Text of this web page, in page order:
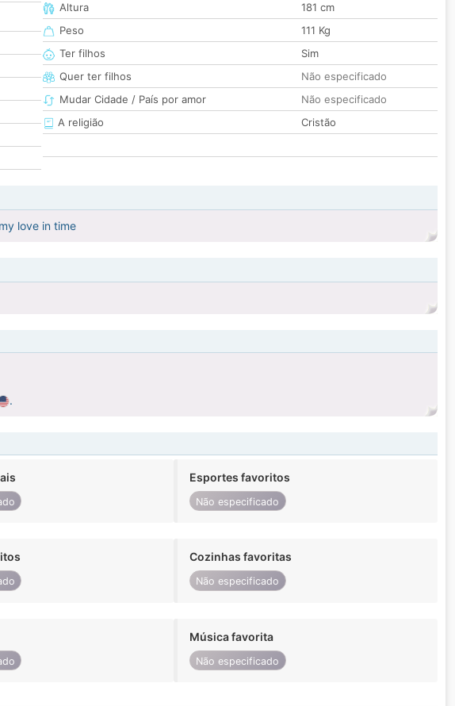
Altura
181 cm
Peso
111 Kg
Ter filhos
Sim
Quer ter filhos
Não especificado
Mudar Cidade / País por amor
Não especificado
A religião
Cristão
love in time
.
Esportes favoritos
Não especificado
Cozinhas favoritas
Não especificado
Música favorita
Não especificado